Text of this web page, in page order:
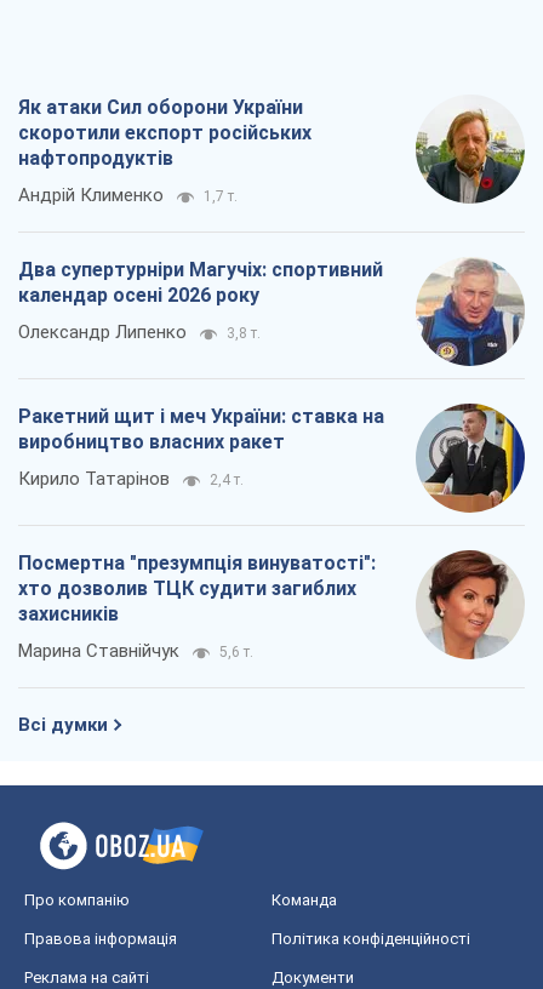
Як атаки Сил оборони України
скоротили експорт російських
нафтопродуктів
Андрій Клименко 1,7 т.
Два супертурніри Магучіх: спортивний
календар осені 2026 року
Олександр Липенко 3,8 т.
Ракетний щит і меч України: ставка на
виробництво власних ракет
Кирило Татарінов 2,4 т.
Посмертна "презумпція винуватості":
хто дозволив ТЦК судити загиблих
захисників
Марина Ставнійчук 5,6 т.
Всі думки
Про компанію Команда
Правова інформація Політика конфіденційності
Реклама на сайті Документи